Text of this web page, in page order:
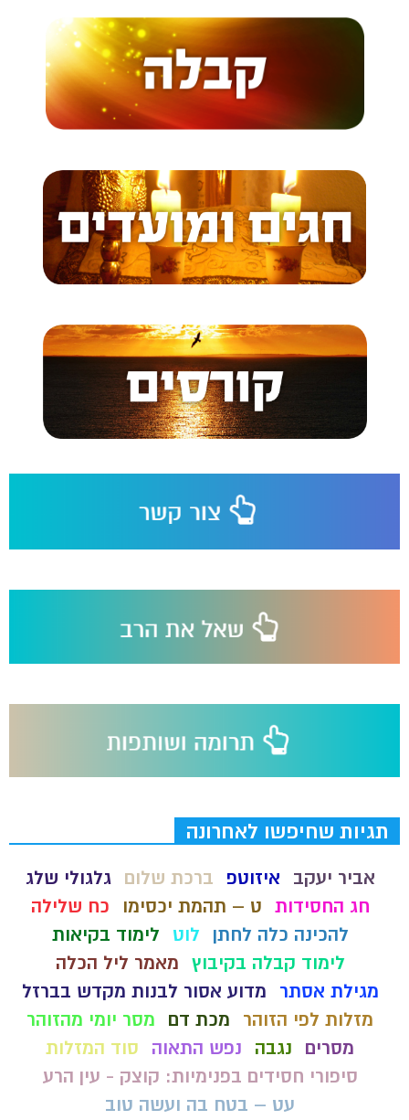
תגיות שחיפשו לאחרונה
אביר יעקב איזוטפ ברכת שלום
גלגולי שלג
חג החסידות ט – תהמת יכסימו
כח שלילה
להכינה כלה לחתן
לוט
לימוד בקיאות
לימוד קבלה בקיבוץ מאמר ליל הכלה
מגילת אסתר
מדוע אסור לבנות מקדש בברזל
מזלות לפי הזוהר
מכת דם
מסר יומי מהזוהר
מסרים
נגבה נפש התאוה
סוד המזלות
סיפורי חסידים בפנימיות: קוצק - עין הרע
עט – בטח בה ועשה טוב